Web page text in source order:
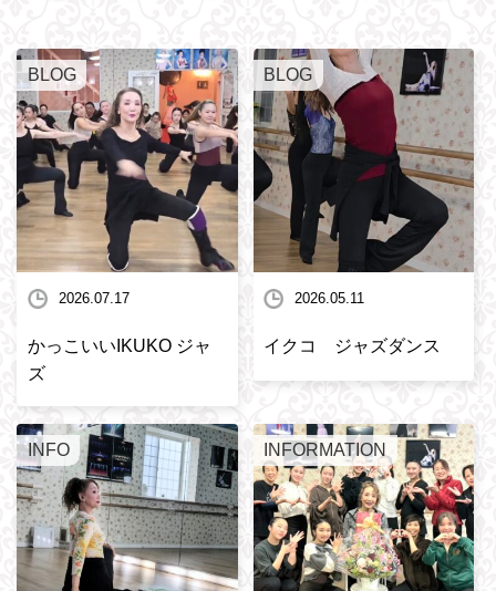
BLOG
2026.07.17
かっこいいIKUKO ジャ
ズ
BLOG
2026.05.11
イクコ ジャズダンス
INFO INFORMATION